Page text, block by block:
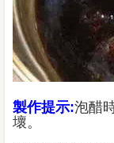
製作提示:泡醋
壞。